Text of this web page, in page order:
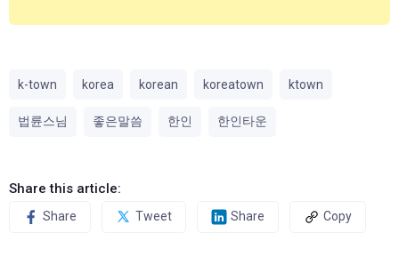
k-town korea korean koreatown ktown
법륜스님 좋은말씀 한인 한인타운
Share this article:
Share Tweet Share Copy